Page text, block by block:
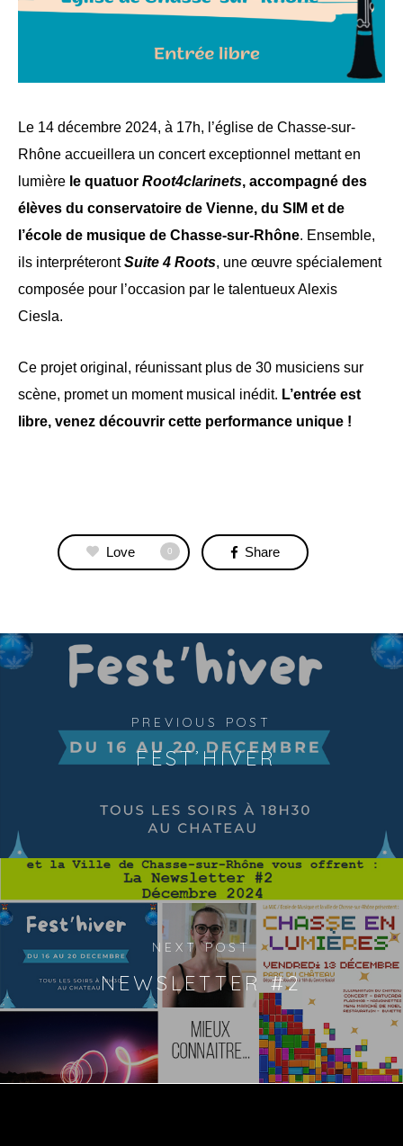
Le 14 décembre 2024, à 17h, l’église de Chasse-sur-
Rhône accueillera un concert exceptionnel mettant en
lumière le quatuor Root4clarinets, accompagné des
élèves du conservatoire de Vienne, du SIM et de
l’école de musique de Chasse-sur-Rhône. Ensemble,
ils interpréterontSuite 4 Roots, une œuvre spécialement
composée pour l’occasion par le talentueux Alexis
Ciesla.
Ce projet original, réunissant plus de 30 musiciens sur
scène, promet un moment musical inédit. L’entrée est
libre, venez découvrir cette performance unique !
Love 0 Share
PREVIOUS POST
FEST’HIVER
NEXT POST
NEWSLETTER #2